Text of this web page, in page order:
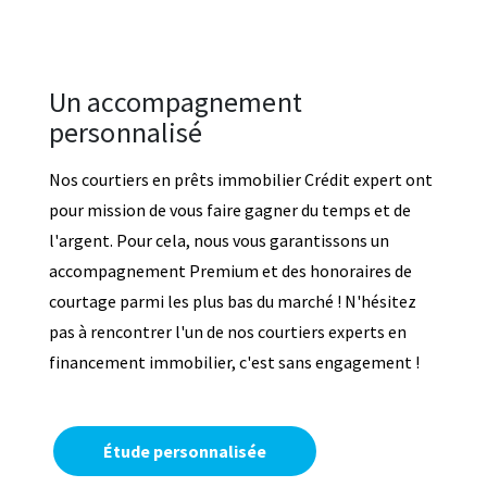
Un accompagnement
personnalisé
Nos courtiers en prêts immobilier Crédit expert ont
pour mission de vous faire gagner du temps et de
l'argent. Pour cela, nous vous garantissons un
accompagnement Premium et des honoraires de
courtage parmi les plus bas du marché ! N'hésitez
pas à rencontrer l'un de nos courtiers experts en
financement immobilier, c'est sans engagement !
Étude personnalisée